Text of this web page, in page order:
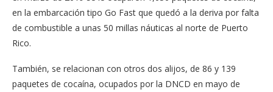
en la embarcación tipo Go Fast que quedó a la deriva por falta
de combustible a unas 50 millas náuticas al norte de Puerto
Rico.
También, se relacionan con otros dos alijos, de 86 y 139
paquetes de cocaína, ocupa­dos por la DNCD en mayo de